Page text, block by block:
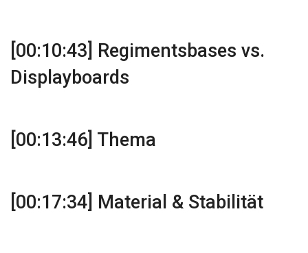
[00:10:43] Regimentsbases vs.
Displayboards
[00:13:46] Thema
[00:17:34] Material & Stabilität